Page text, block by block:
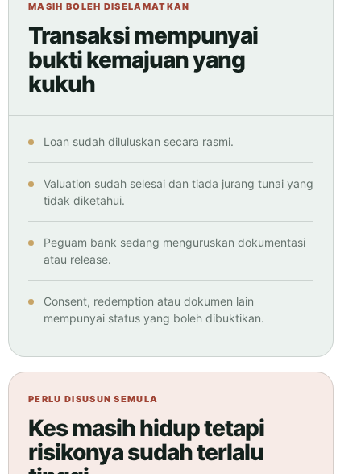
MASIH BOLEH DISELAMATKAN
Transaksi mempunyai
bukti kemajuan yang
kukuh
Loan sudah diluluskan secara rasmi.
Valuation sudah selesai dan tiada jurang tunai yang
tidak diketahui.
Peguam bank sedang menguruskan dokumentasi
atau release.
Consent, redemption atau dokumen lain
mempunyai status yang boleh dibuktikan.
PERLU DISUSUN SEMULA
Kes masih hidup tetapi
risikonya sudah terlalu